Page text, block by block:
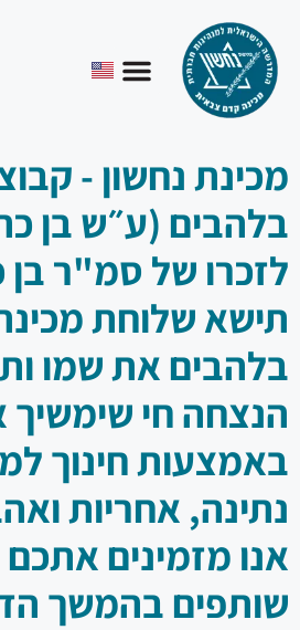
מכינת נחשון -
בלהבים (ע״ש בן
לזכרו של סמ"ר בן
תישא שלוחת
בלהבים את שמו
הנצחה חי שימשיך
באמצעות חינוך
נתינה, אחריות
אנו מזמינים אתכם
שותפים בהמשך